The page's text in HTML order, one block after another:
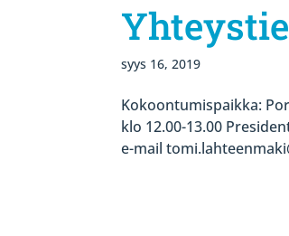
syys 16, 2019
Kokoontumispaikka:
klo 12.00-13.00
e-mail